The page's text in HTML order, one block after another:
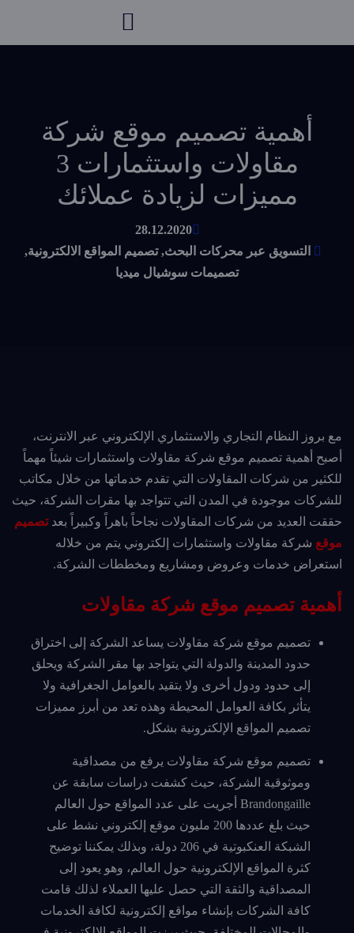
أهمية تصميم موقع شركة
مقاولات واستثمارات 3
مميزات لزيادة عملائك
28.12.2020
التسويق عبر محركات البحث,تصميم المواقع الالكترونية,
تصميمات سوشيال ميديا
مع بروز النظام التجاري والاستثماري الإلكتروني عبر الانترنت،
أصبح أهمية تصميم موقع شركة مقاولات واستثمارات شيئاً مهماً
للكثير من شركات المقاولات التي تقدم خدماتها من خلال مكاتب
للشركات موجودة في المدن التي تتواجد بها مقرات الشركة، حيث
حققت العديد من شركات المقاولات نجاحاً باهراً وكبيراً بعدتصميم
موقع شركة مقاولات واستثمارات إلكتروني يتم من خلاله
استعراض خدمات وعروض ومشاريع ومخططات الشركة.
أهمية تصميم موقع شركة مقاولات
تصميم موقع شركة مقاولات يساعد الشركة إلى اختراق
حدود المدينة والدولة التي يتواجد بها مقر الشركة ويحلق
إلى حدود ودول أخرى ولا يتقيد بالعوامل الجغرافية ولا
يتأثر بكافة العوامل المحيطة وهذه تعد من أبرز مميزات
تصميم المواقع الإلكترونية بشكل.
تصميم موقع شركة مقاولات يرفع من مصداقية
وموثوقية الشركة، حيث كشفت دراسات سابقة عن
Brandongaille أجريت على عدد المواقع حول العالم
حيث بلغ عددها 200 مليون موقع إلكتروني نشط على
الشبكة العنكبوتية في 206 دولة، وبذلك يمكننا توضيح
كثرة المواقع الإلكترونية حول العالم، وهو يعود إلى
المصداقية والثقة التي حصل عليها العملاء لذلك قامت
كافة الشركات بإنشاء مواقع إلكترونية لكافة الخدمات